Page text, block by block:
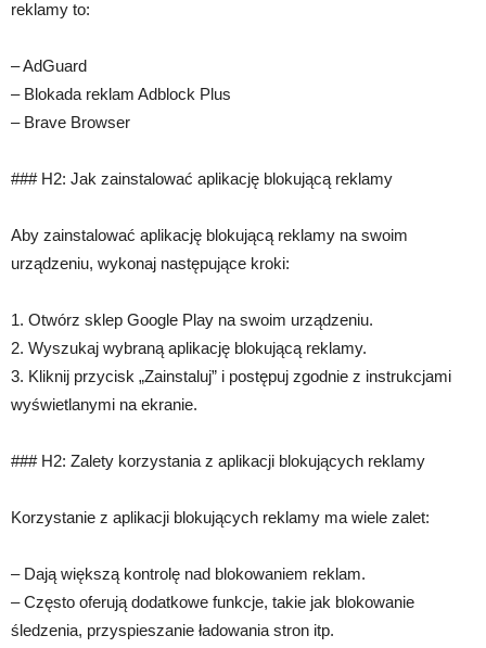
reklamy to:
– AdGuard
– Blokada reklam Adblock Plus
– Brave Browser
### H2: Jak zainstalować aplikację blokującą reklamy
Aby zainstalować aplikację blokującą reklamy na swoim
urządzeniu, wykonaj następujące kroki:
1. Otwórz sklep Google Play na swoim urządzeniu.
2. Wyszukaj wybraną aplikację blokującą reklamy.
3. Kliknij przycisk „Zainstaluj” i postępuj zgodnie z instrukcjami
wyświetlanymi na ekranie.
### H2: Zalety korzystania z aplikacji blokujących reklamy
Korzystanie z aplikacji blokujących reklamy ma wiele zalet:
– Dają większą kontrolę nad blokowaniem reklam.
– Często oferują dodatkowe funkcje, takie jak blokowanie
śledzenia, przyspieszanie ładowania stron itp.